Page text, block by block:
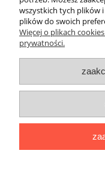
Bodaraproducent koszul
oferuje klasyczne
kolorze granatowym,
Nasze bluzki koszulowe
bawełny z dodatkiem
wszystkich tych plików
plików do swoich
Więcej o plikach
prywatności.